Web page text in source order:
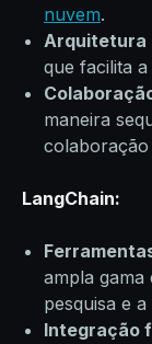
nuvem.
Arquitetura
que facilita
maneira
colaboração
LangChain:
ampla
pesquisa e a
Integração